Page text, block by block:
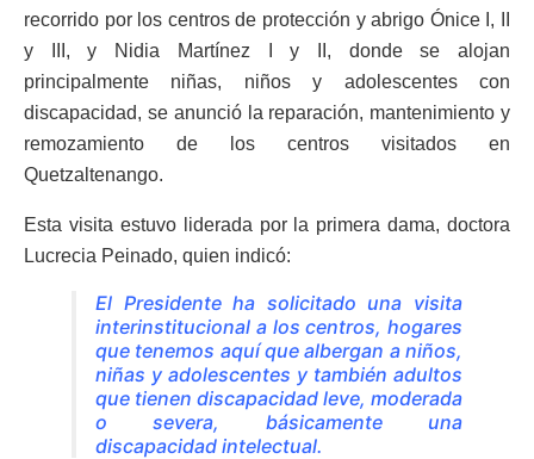
recorrido por los centros de protección y abrigo Ónice I, II
y III, y Nidia Martínez I y II, donde se alojan
principalmente niñas, niños y adolescentes con
discapacidad, se anunció la reparación, mantenimiento y
remozamiento de los centros visitados en
Quetzaltenango.
Esta visita estuvo liderada por la primera dama, doctora
Lucrecia Peinado, quien indicó:
El Presidente ha solicitado una visita
interinstitucional a los centros, hogares
que tenemos aquí que albergan a niños,
niñas y adolescentes y también adultos
que tienen discapacidad leve, moderada
o severa, básicamente una
discapacidad intelectual.